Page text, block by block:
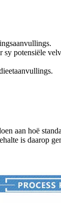
sy potensiële
aan hoë
is daarop